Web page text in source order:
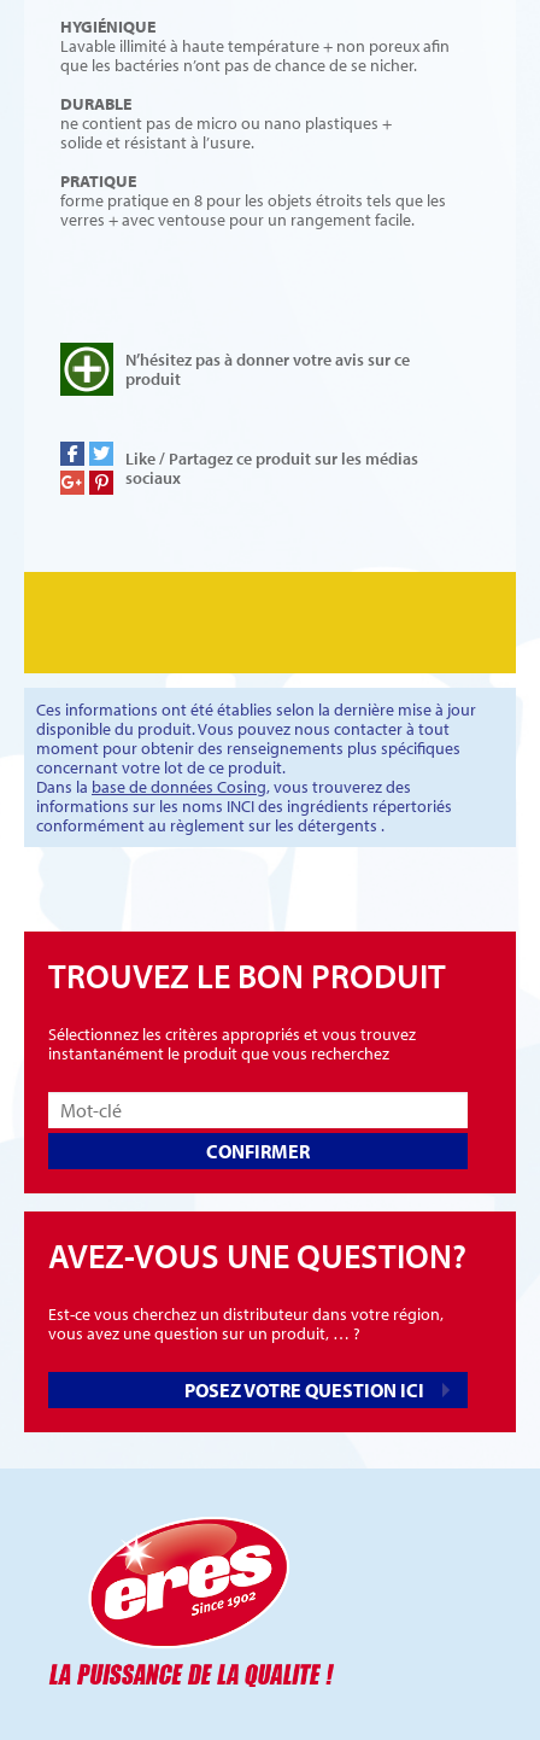
HYGIÉNIQUE
Lavable illimité à haute température + non poreux afin
que les bactéries n’ont pas de chance de se nicher.
DURABLE
ne contient pas de micro ou nano plastiques +
solide et résistant à l’usure.
PRATIQUE
forme pratique en 8 pour les objets étroits tels que les
verres + avec ventouse pour un rangement facile.
N’hésitez pas à donner votre avis sur ce
produit
Like / Partagez ce produit sur les médias
sociaux
Ces informations ont été établies selon la dernière mise à jour
disponible du produit. Vous pouvez nous contacter à tout
moment pour obtenir des renseignements plus spécifiques
concernant votre lot de ce produit.
Dans la base de données Cosing, vous trouverez des
informations sur les noms INCI des ingrédients répertoriés
conformément au règlement sur les détergents .
TROUVEZ LE BON PRODUIT
Sélectionnez les critères appropriés et vous trouvez
instantanément le produit que vous recherchez
CONFIRMER
AVEZ-VOUS UNE QUESTION?
Est-ce vous cherchez un distributeur dans votre région,
vous avez une question sur un produit, … ?
POSEZ VOTRE QUESTION ICI